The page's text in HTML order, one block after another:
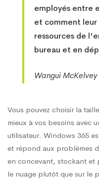
employés entre
et comment leur
ressources de
bureau et en
Wangui McKelvey
Vous pouvez choisir la
mieux à vos besoins avec
utilisateur. Windows 365
et répond aux problèmes
en concevant, stockant et
le nuage plutôt que sur le